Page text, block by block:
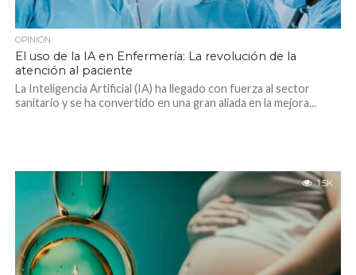
OPINIÓN
El uso de la IA en Enfermería: La revolución de la
atención al paciente
La Inteligencia Artificial (IA) ha llegado con fuerza al sector
sanitario y se ha convertido en una gran aliada en la mejora...
1.5K